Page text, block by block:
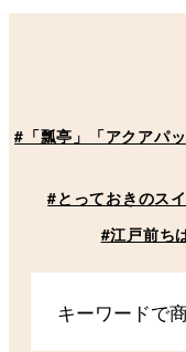
#「瓢亭」「アクアパ
#とっておきのス
#江戸前ち